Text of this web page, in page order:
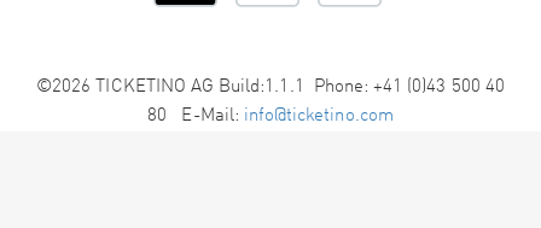
©2026 TICKETINO AG Build:1.1.1 Phone: +41 (0)43 500 40
80 E-Mail: info@ticketino.com